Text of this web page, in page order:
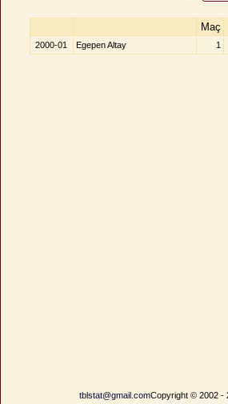
Maç
2000-01 Egepen Altay 1
tblstat@gmail.comCopyright © 2002 -